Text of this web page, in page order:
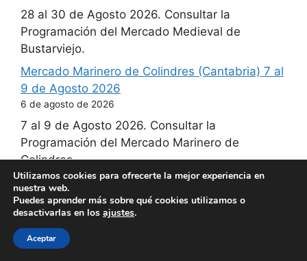
28 al 30 de Agosto 2026. Consultar la
Programación del Mercado Medieval de
Bustarviejo.
Mercado Marinero de Colindres (Cantabria) 7 al
9 de Agosto 2026
6 de agosto de 2026
7 al 9 de Agosto 2026. Consultar la
Programación del Mercado Marinero de
Colindres.
Gran Mercado Medieval de Villarrubia de los
Ojos (Ciudad Real) 28 al 30 de Agosto 2026
6 de agosto de 2026
28 al 30 de Agosto 2026. Consultar la
Programación del Gran Mercado Medieval de
Utilizamos cookies para ofrecerte la mejor experiencia en
nuestra web.
Puedes aprender más sobre qué cookies utilizamos o
desactivarlas en los ajustes.
Aceptar